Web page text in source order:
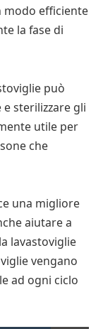
modo efficiente
la fase di
può
sterilizzare gli
utile per
che
una migliore
aiutare a
lavastoviglie
vengano
ad ogni ciclo